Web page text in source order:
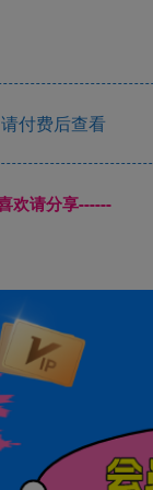
付费后查看
欢请分享------